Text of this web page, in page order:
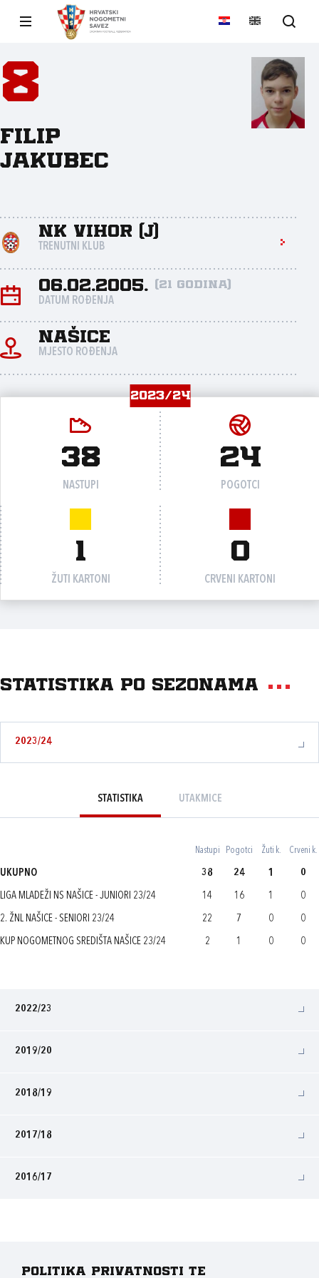
8
Filip
Jakubec
NK Vihor (J)
TRENUTNI KLUB
06.02.2005. (21 godina)
DATUM ROĐENJA
Našice
MJESTO ROĐENJA
2023/24
38
NASTUPI
24
POGOTCI
1
ŽUTI KARTONI
0
CRVENI KARTONI
Statistika po sezonama
2023/24
STATISTIKA UTAKMICE
Nastupi Pogotci Žuti k. Crveni k.
UKUPNO 38 24 1 0
LIGA MLADEŽI NS NAŠICE - JUNIORI 23/24 14 16 1 0
2. ŽNL NAŠICE - SENIORI 23/24 22 7 0 0
KUP NOGOMETNOG SREDIŠTA NAŠICE 23/24 2 1 0 0
2022/23
2019/20
2018/19
2017/18
2016/17
Politika privatnosti te